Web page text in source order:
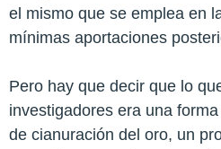
el mismo que se emplea en
mínimas aportaciones
Pero hay que decir que lo
investigadores era una
de cianuración del oro, un